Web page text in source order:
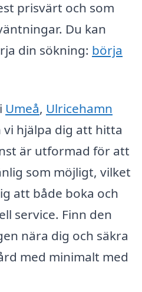
prisvärt och som
Du kan
din sökning: börja
Umeå, Ulricehamn
vi hjälpa dig att hitta
är utformad för att
som möjligt, vilket
att både boka och
service. Finn den
nära dig och säkra
med minimalt med